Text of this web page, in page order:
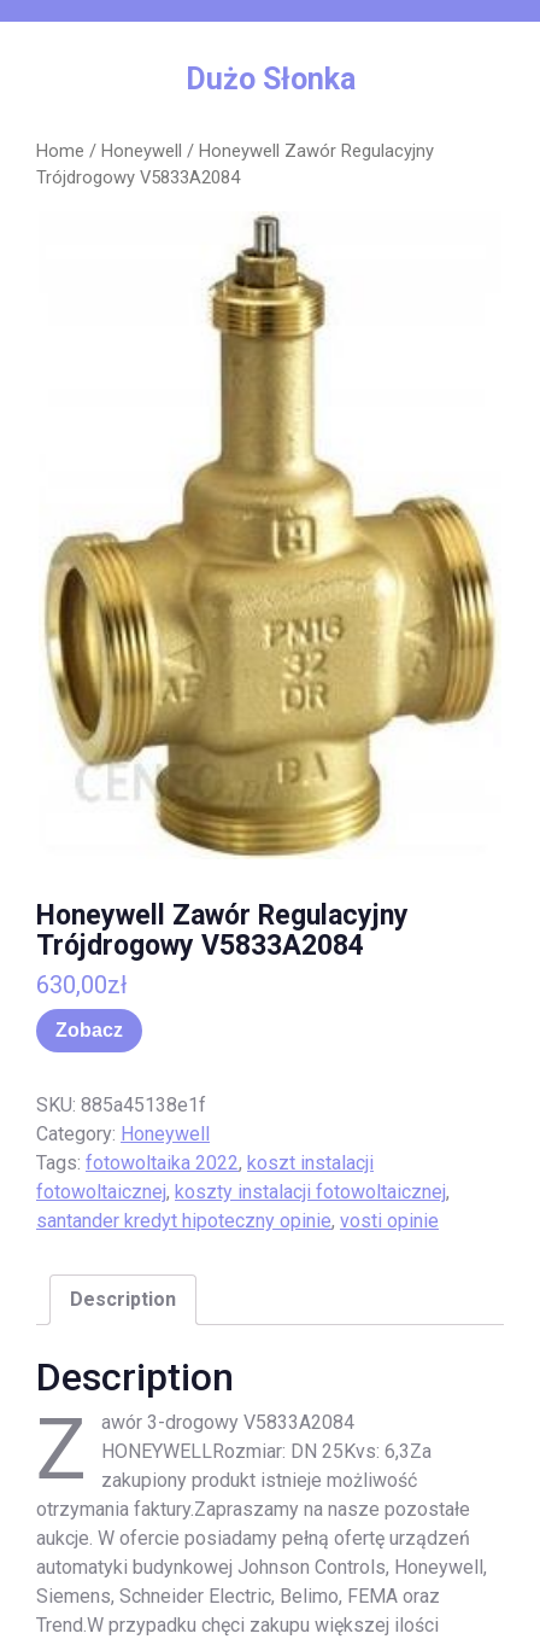
Dużo Słonka
Home / Honeywell / Honeywell Zawór Regulacyjny
Trójdrogowy V5833A2084
Honeywell Zawór Regulacyjny
Trójdrogowy V5833A2084
630,00zł
Zobacz
SKU: 885a45138e1f
Category: Honeywell
Tags: fotowoltaika 2022, koszt instalacji
fotowoltaicznej, koszty instalacji fotowoltaicznej,
santander kredyt hipoteczny opinie, vosti opinie
Description
Description
Z
awór 3-drogowy V5833A2084
HONEYWELLRozmiar: DN 25Kvs: 6,3Za
zakupiony produkt istnieje możliwość
otrzymania faktury.Zapraszamy na nasze pozostałe
aukcje. W ofercie posiadamy pełną ofertę urządzeń
automatyki budynkowej Johnson Controls, Honeywell,
Siemens, Schneider Electric, Belimo, FEMA oraz
Trend.W przypadku chęci zakupu większej ilości